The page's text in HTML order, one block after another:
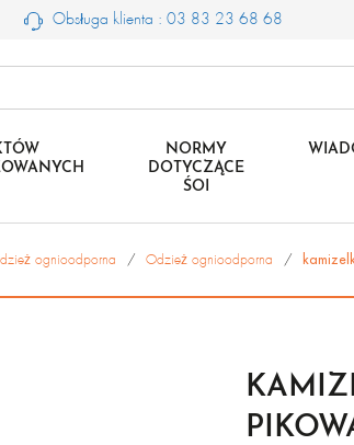
Obsługa klienta : 03 83 23 68 68
NORMY
DOTYCZĄCE
ŚOI
ognioodporna Odzież ognioodporna